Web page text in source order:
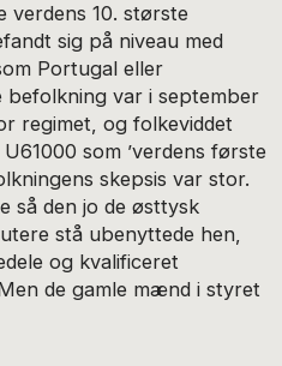
10. største
sig på niveau med
Portugal eller
var i september
regimet, og folkeviddet
som ’verdens første
skepsis var stor.
så den jo de østtysk
stå ubenyttede hen,
og kvalificeret
de gamle mænd i styret